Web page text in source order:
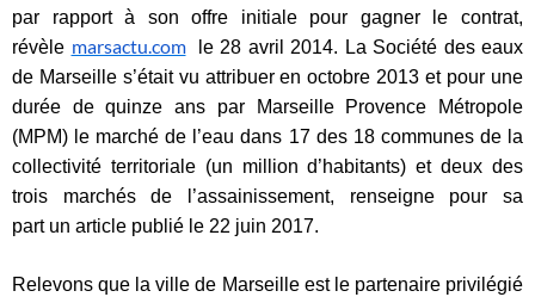
par rapport à son offre initiale pour gagner le contrat,
révèle marsactu.com
le 28 avril 2014. La Société des eaux
de Marseille s’était vu attribuer en octobre 2013 et pour une
durée de quinze ans par Marseille Provence Métropole
(MPM) le marché de l’eau dans 17 des 18 communes de la
collectivité territoriale (un million d’habitants) et deux des
trois marchés de l’assainissement, renseigne pour sa
partun article publié le 22 juin 2017.
Relevons que la ville de Marseille est le partenaire privilégié